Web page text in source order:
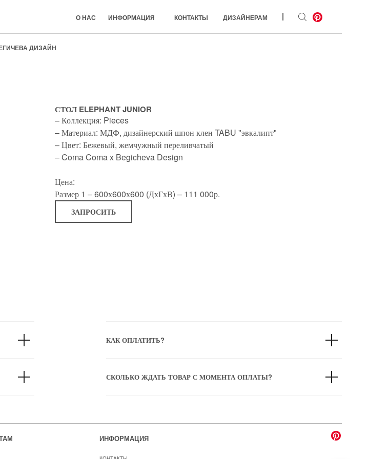
ДИЗАЙН
ДИЗАЙНЕРАМ
КОНТАКТЫ
ИНФОРМАЦИЯ
О НАС
СТОЛ ELEPHANT JUNIOR
– Коллекция: Pieces
– Материал: МДФ, дизайнерский шпон клен TABU "эвкалипт"
– Цвет: Бежевый, жемчужный переливчатый
– Coma Coma x Begicheva Design
Цена:
Размер 1 – 600х600х600 (ДхГхВ) – 111 000р.
ЗАПРОСИТЬ
КАК ОПЛАТИТЬ?
СКОЛЬКО ЖДАТЬ ТОВАР С МОМЕНТА ОПЛАТЫ?
ИНФОРМАЦИЯ